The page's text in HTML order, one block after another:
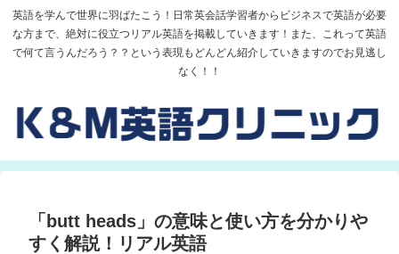
英語を学んで世界に羽ばたこう！日常英会話学習者からビジネスで英語が必要
な方まで、絶対に役立つリアル英語を掲載していきます！また、これって英語
で何て言うんだろう？？という表現もどんどん紹介していきますのでお見逃し
なく！！
「butt heads」の意味と使い方を分かりや
すく解説！リアル英語